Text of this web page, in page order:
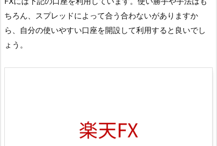
ちろん、スプレッドによって合う合わないがありますか
ら、自分の使いやすい口座を開設して利用すると良いでし
ょう。